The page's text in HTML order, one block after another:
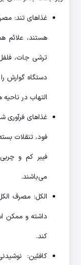
غذاهای تند:
هستند، علائم
ترشی جات،
دستگاه گوارش
التهاب در
غذاهای فرآوری
فود، تنقلات
فیبر کم و
می‌باشند.
الکل: مصرف
داشته و ممکن
کند.
کافئین: